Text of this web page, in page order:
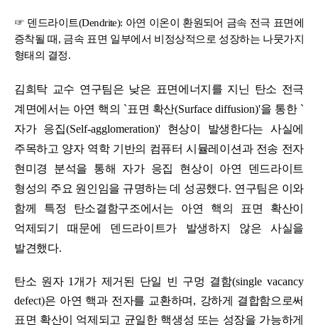
☞ 덴드라이트(Dendrite): 아연 이온이 환원되어 금속 전극 표면에
증착될 때 , 금속 표면 일부에서 비정상적으로 성장하는 나뭇가지
형태의 결정.
김희탁 교수 연구팀은 낮은 표면에너지를 지닌 탄소 전극
계면에서는 아연 핵의 `표면 확산(Surface diffusion)'을 통한 `
자가 응집(Self-agglomeration)'
현상이 발생한다는 사실에
주목하고 양자 역학 기반의 컴퓨터 시뮬레이션과 전송 전자
현미경 분석을 통해 자가 응집 현상이 아연 덴드라이트
형성의 주요 원인임을 규명하는 데 성공했다. 연구팀은 이와
함께 특정 탄소결함구조에서는 아연 핵의 표면 확산이
억제되기 때문에 덴드라이트가 발생하지 않은 사실을
발견했다.
탄소 원자 1개가 제거된 단일 빈 구멍 결함(single vacancy
defect)은 아연 핵과 전자를 교환하며 , 강하게 결합함으로써
표면 확산이 억제되고 균일한 핵생성 또는 성장을 가능하게